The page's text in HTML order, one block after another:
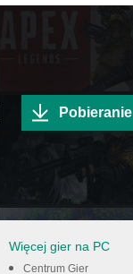
Pobieranie
Więcej gier na PC
Centrum Gier